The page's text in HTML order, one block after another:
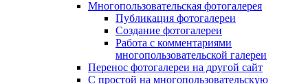
Многопользовательская фотогалерея
Публикация фотогалереи
Создание фотогалереи
Работа с комментариями
многопользовательской галереи
Перенос фотогалереи на другой сайт
С простой на многопользовательскую